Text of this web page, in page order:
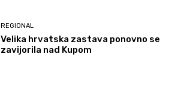
REGIONAL
Velika hrvatska zastava ponovno se
zavijorila nad Kupom